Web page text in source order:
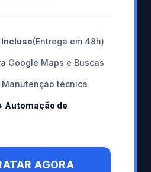
(Entrega em 48h)
Google Maps e Buscas
Manutenção técnica
Automação de
AGORA